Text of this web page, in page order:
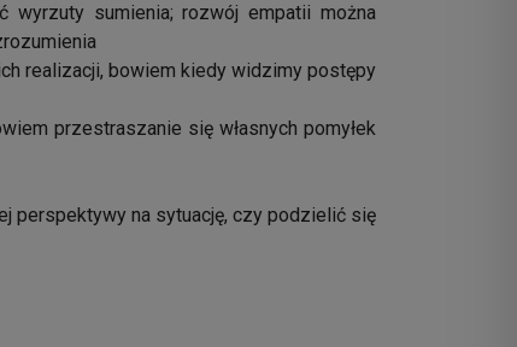
sumienia; rozwój empatii można
realizacji, bowiem kiedy widzimy postępy
przestraszanie się własnych pomyłek
perspektywy na sytuację, czy podzielić się